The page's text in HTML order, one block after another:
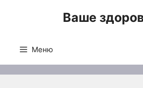
Ваше
Меню